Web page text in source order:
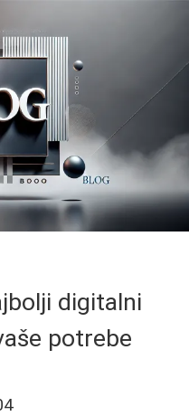
digitalni
potrebe